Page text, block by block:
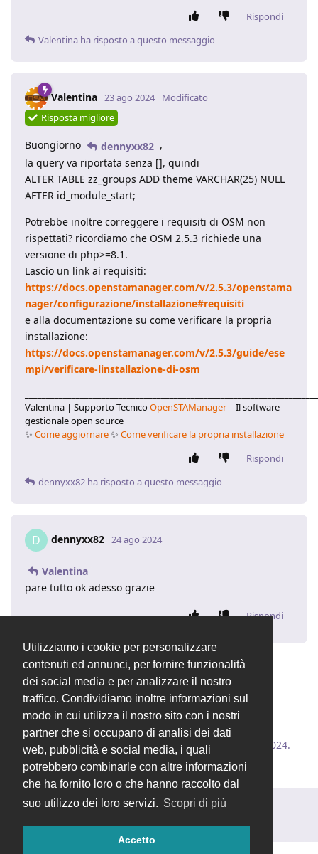
Utilizziamo i cookie per personalizzare
contenuti ed annunci, per fornire funzionalità
dei social media e per analizzare il nostro
traffico. Condividiamo inoltre informazioni sul
modo in cui utilizza il nostro sito con i nostri
partner che si occupano di analisi dei dati
web, pubblicità e social media, i quali
potrebbero combinarle con altre informazioni
che ha fornito loro o che hanno raccolto dal
suo utilizzo dei loro servizi. Scopri di più
Accetto
Rispondi
Valentina ha risposto a questo messaggio
Valentina 23 ago 2024
Modificato
Risposta migliore
Buongiorno dennyxx82 ,
la query va riportata senza [], quindi
ALTER TABLE zz_groups ADD theme VARCHAR(25) NULL
AFTER id_module_start;
Potrebbe inoltre correggere i requisiti di OSM non
rispettati? ricordiamo che OSM 2.5.3 richiede una
versione di php>=8.1.
Lascio un link ai requisiti:
https://docs.openstamanager.com/v/2.5.3/openstama
nager/configurazione/installazione#requisiti
e alla documentazione su come verificare la propria
installazione:
https://docs.openstamanager.com/v/2.5.3/guide/ese
mpi/verificare-linstallazione-di-osm
Valentina | Supporto TecnicoOpenSTAManager– Il software
gestionale open source
✨ Come aggiornare✨ Come verificare la propria installazione
Rispondi
dennyxx82 ha risposto a questo messaggio
D dennyxx82 24 ago 2024
Valentina
pare tutto ok adesso grazie
Rispondi
lucas ha chiuso la discussione25 ago 2024
Valentina ha cambiato il titolo in[RISOLTO]
AGGIORNAMENTO A 2.5.3 BLOCCATO
26 ago 2024.
Rispondi alla discussione...